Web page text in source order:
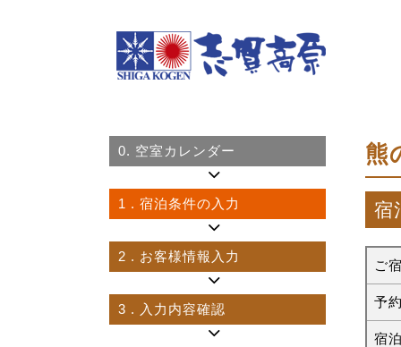
0. 空室カレンダー
1 . 宿泊条件の入力
2 . お客様情報入力
3 . 入力内容確認
熊
宿
ご
予
宿